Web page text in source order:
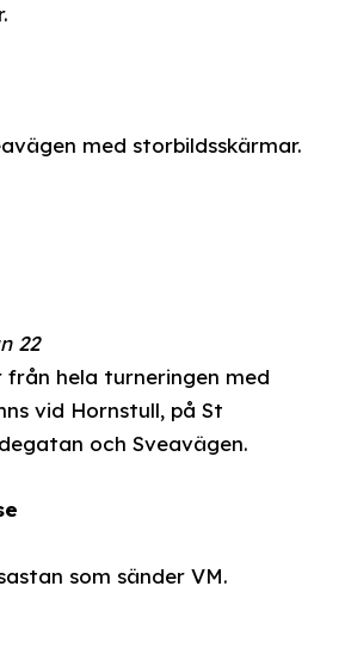
med storbildsskärmar.
22
från hela turneringen med
vid Hornstull, på St
och Sveavägen.
som sänder VM.